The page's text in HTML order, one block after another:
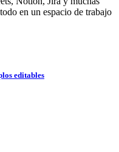
en un espacio de trabajo
editables